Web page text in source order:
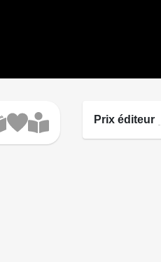
Prix éditeur